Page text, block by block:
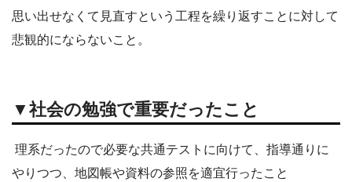
思い出せなくて見直すという工程を繰り返すことに対して
悲観的にならないこと。
▼社会の勉強で重要だったこと
理系だったので必要な共通テストに向けて、指導通りに
やりつつ、地図帳や資料の参照を適宜行ったこと